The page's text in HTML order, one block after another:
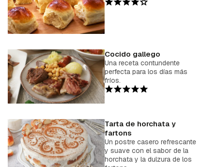
Cocido gallego
Una receta contundente
perfecta para los días más
fríos.
Tarta de horchata y
fartons
Un postre casero refrescante
y suave con el sabor de la
horchata y la dulzura de los